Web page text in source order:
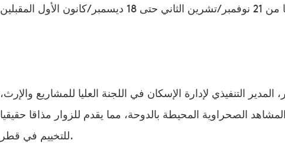
التنفيذي لإدارة الإسكان في اللجنة العليا للمشاريع والإرث،
الصحراوية المحيطة بالدوحة، مما يقدم للزوار مذاقا حقيقيا
للتخييم في قطر.